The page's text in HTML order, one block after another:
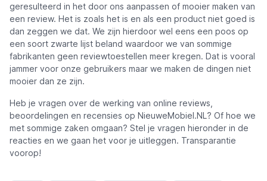
geresulteerd in het door ons aanpassen of mooier maken van
een review. Het is zoals het is en als een product niet goed is
dan zeggen we dat. We zijn hierdoor wel eens een poos op
een soort zwarte lijst beland waardoor we van sommige
fabrikanten geen reviewtoestellen meer kregen. Dat is vooral
jammer voor onze gebruikers maar we maken de dingen niet
mooier dan ze zijn.
Heb je vragen over de werking van online reviews,
beoordelingen en recensies op NieuweMobiel.NL? Of hoe we
met sommige zaken omgaan? Stel je vragen hieronder in de
reacties en we gaan het voor je uitleggen. Transparantie
voorop!